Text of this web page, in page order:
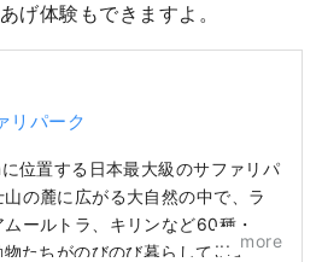
げ体験もできますよ。
リパーク
位置する日本最大級のサファリパ
山の麓に広がる大自然の中で、ラ
ールトラ、キリンなど60種・約
たちがのびのび暮らしていま
more